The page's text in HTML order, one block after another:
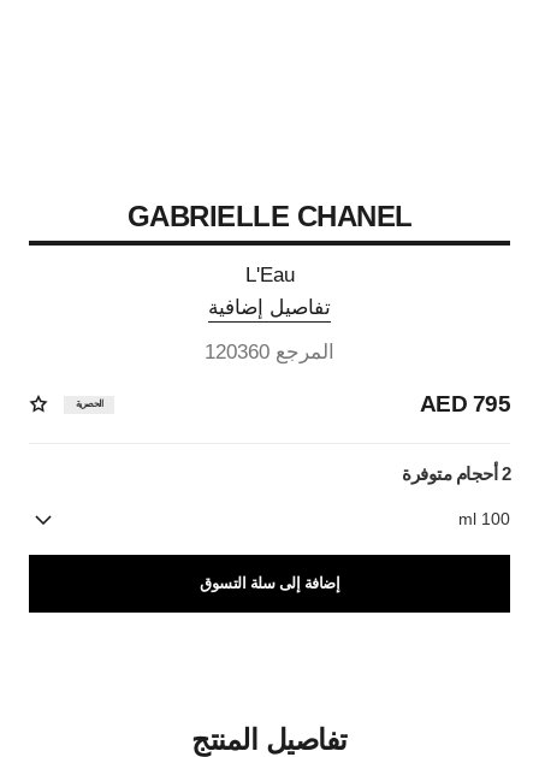
GABRIELLE CHANEL
L'Eau
تفاصيل إضافية
المرجع 120360
795 AED الحصرية
2 أحجام متوفرة
100 ml
إضافة إلى سلة التسوق
تفاصيل المنتج